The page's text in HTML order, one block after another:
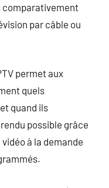
comparativement
par câble ou
permet aux
quels
quand ils
possible grâce
à la demande